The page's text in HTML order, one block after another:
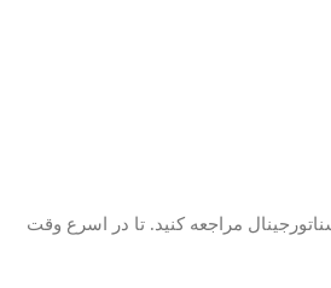
مراجعه کنید. تا در اسرع وقت